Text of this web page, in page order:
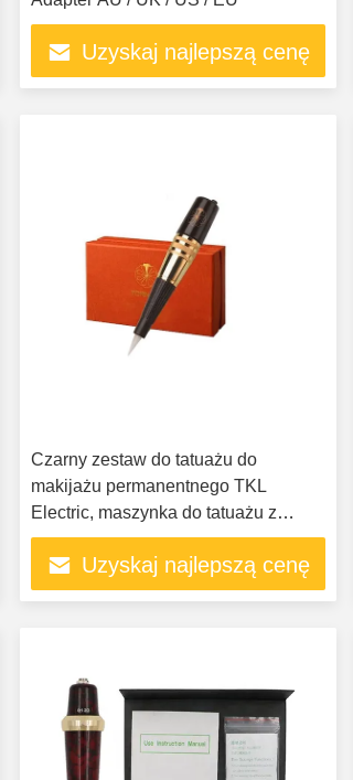
Uzyskaj najlepszą cenę
Czarny zestaw do tatuażu do
makijażu permanentnego TKL
Electric, maszynka do tatuażu z
mikropigmentacją
Uzyskaj najlepszą cenę